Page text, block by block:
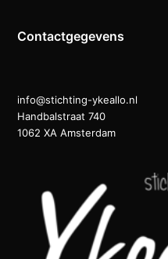
Contactgegevens
info@stichting-ykeallo.nl
Handbalstraat 740
1062 XA Amsterdam